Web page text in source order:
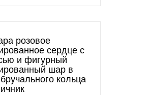
розовое
сердце с
и фигурный
шар в
кольца